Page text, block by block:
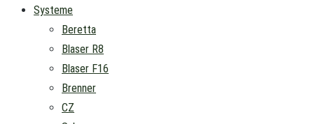
Systeme
Beretta
Blaser R8
Blaser F16
Brenner
CZ